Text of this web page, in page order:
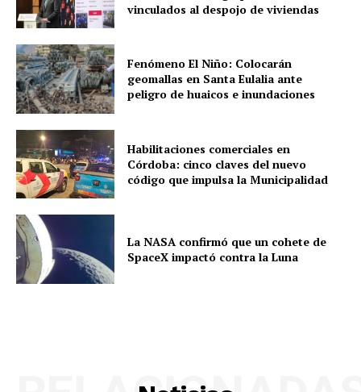
vinculados al despojo de viviendas
Fenómeno El Niño: Colocarán
geomallas en Santa Eulalia ante
peligro de huaicos e inundaciones
Habilitaciones comerciales en
Córdoba: cinco claves del nuevo
código que impulsa la Municipalidad
La NASA confirmó que un cohete de
SpaceX impactó contra la Luna